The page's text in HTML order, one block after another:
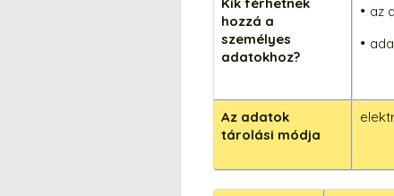
hozzá a
személyes
adatokhoz?
az
Az adatok
tárolási módja